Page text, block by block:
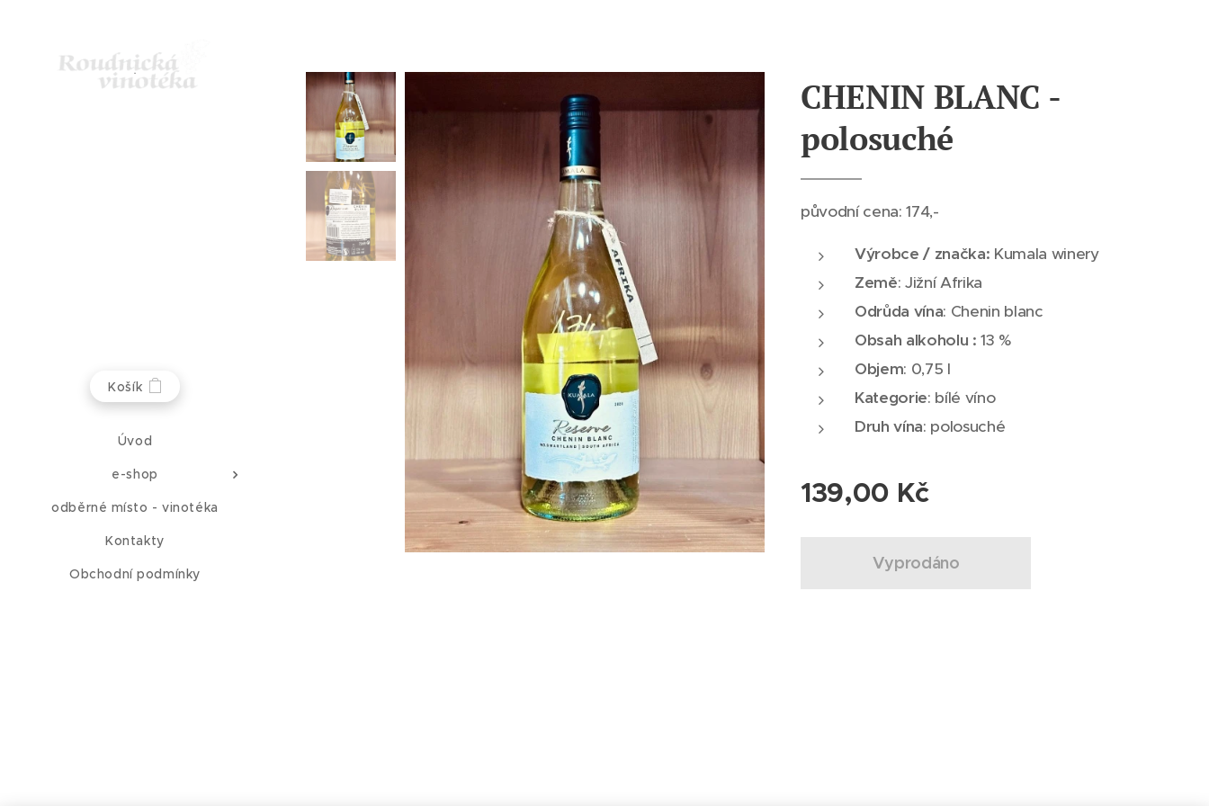
Košík
Úvod
e-shop
odběrné místo - vinotéka
Kontakty
Obchodní podmínky
CHENIN BLANC -
polosuché
původní cena: 174,-
Výrobce / značka: Kumala winery
Země: Jižní Afrika
Odrůda vína: Chenin blanc
Obsah alkoholu :13 %
Objem: 0,75 l
Kategorie: bílé víno
Druh vína: polosuché
139,00 Kč
Vyprodáno